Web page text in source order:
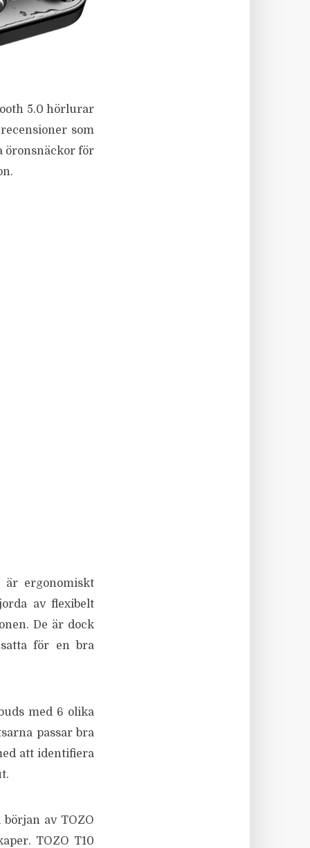
5.0 hörlurar
som
öronsnäckor för
är ergonomiskt
av flexibelt
De är dock
för en bra
med 6 olika
passar bra
att identifiera
av TOZO
TOZO T10